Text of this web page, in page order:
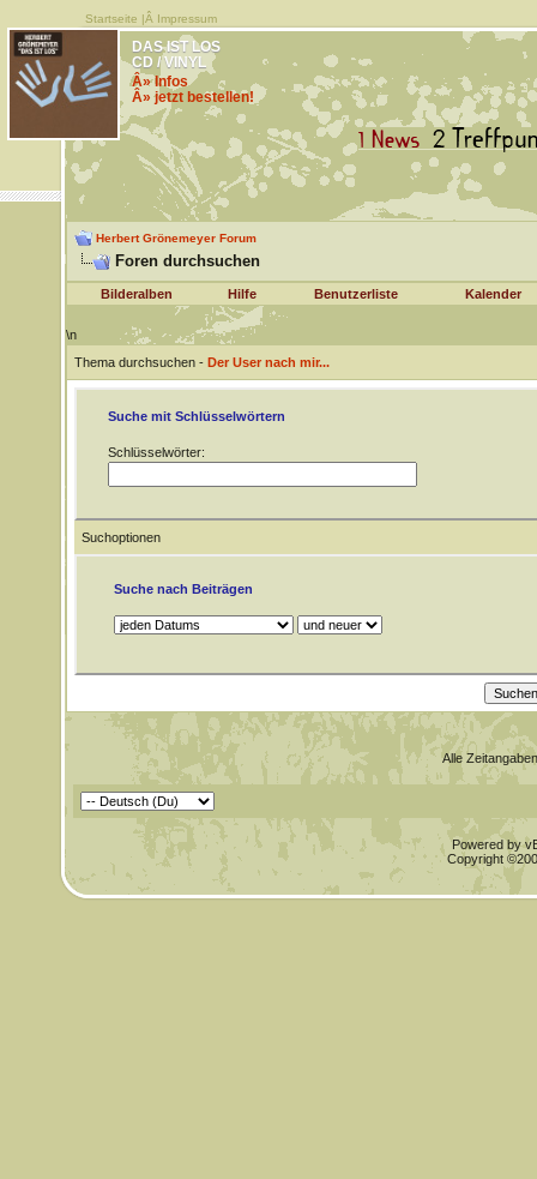
Startseite |Â Impressum
DAS IST LOS
CD / VINYL
Â» Infos
Â» jetzt bestellen!
Herbert Grönemeyer Forum
Foren durchsuchen
Bilderalben Hilfe Benutzerliste Kalender
\n
Thema durchsuchen - Der User nach mir...
Suche mit Schlüsselwörtern
Schlüsselwörter:
Suchoptionen
Suche nach Beiträgen
Alle
Powered by
Copyright